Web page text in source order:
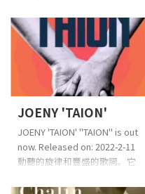
並入睡。在壓倒性的獨特性之
前,我懷疑常識。 ...
The Way / MIURA
SeijiArrangement : Bye The
Way / MIURA Seiji ©2022 TF
CreativeWorks℗2022 TF
CreativeWorks 歌詞來自這裡
（日語） Apple音
樂,Spotify,You ...
JOENY 'TAION'
JOENY 'TAION' "TAION" is out
now. Released on: 2022-2-11
動聽的旋律和豐盛的歌詞。它
想要聽到的歌曲
Lyricist: